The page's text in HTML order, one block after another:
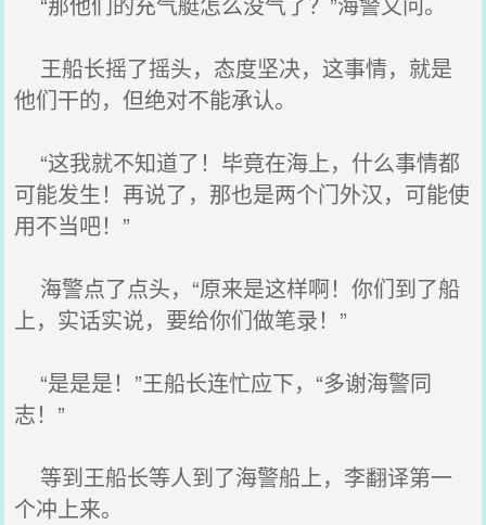
王船长摇了摇头，态度坚决，这事情，就是
他们干的，但绝对不能承认。
“这我就不知道了！毕竟在海上，什么事情都
可能发生！再说了，那也是两个门外汉，可能使
用不当吧！”
海警点了点头，“原来是这样啊！你们到了船
上，实话实说，要给你们做笔录！”
“是是是！”王船长连忙应下，“多谢海警同
志！”
等到王船长等人到了海警船上，李翻译第一
个冲上来。